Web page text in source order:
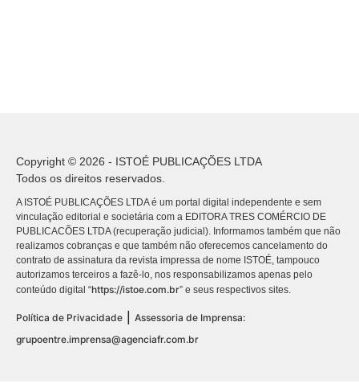
Copyright © 2026 - ISTOÉ PUBLICAÇÕES LTDA
Todos os direitos reservados.
A ISTOÉ PUBLICAÇÕES LTDA é um portal digital independente e sem
vinculação editorial e societária com a EDITORA TRES COMÉRCIO DE
PUBLICACÕES LTDA (recuperação judicial). Informamos também que não
realizamos cobranças e que também não oferecemos cancelamento do
contrato de assinatura da revista impressa de nome ISTOÉ, tampouco
autorizamos terceiros a fazê-lo, nos responsabilizamos apenas pelo
conteúdo digital “https://istoe.com.br” e seus respectivos sites.
Política de Privacidade
Assessoria de Imprensa:
grupoentre.imprensa@agenciafr.com.br